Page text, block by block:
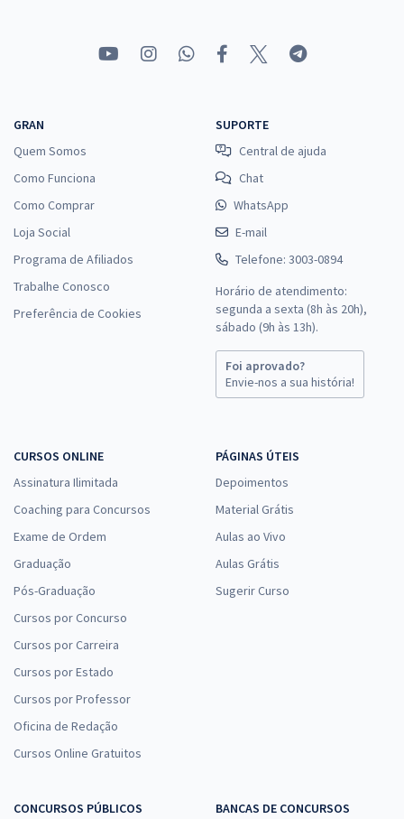
GRAN
Quem Somos
Como Funciona
Como Comprar
Loja Social
Programa de Afiliados
Trabalhe Conosco
Preferência de Cookies
SUPORTE
Central de ajuda
Chat
WhatsApp
E-mail
Telefone: 3003-0894
Horário de atendimento:
segunda a sexta (8h às 20h),
sábado (9h às 13h).
Foi aprovado?
Envie-nos a sua história!
CURSOS ONLINE
Assinatura Ilimitada
Coaching para Concursos
Exame de Ordem
Graduação
Pós-Graduação
Cursos por Concurso
Cursos por Carreira
Cursos por Estado
Cursos por Professor
Oficina de Redação
Cursos Online Gratuitos
PÁGINAS ÚTEIS
Depoimentos
Material Grátis
Aulas ao Vivo
Aulas Grátis
Sugerir Curso
CONCURSOS PÚBLICOS BANCAS DE CONCURSOS